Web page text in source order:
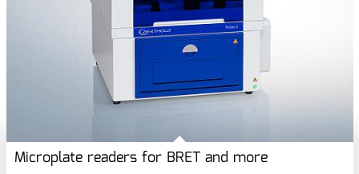
Microplate readers for BRET and more